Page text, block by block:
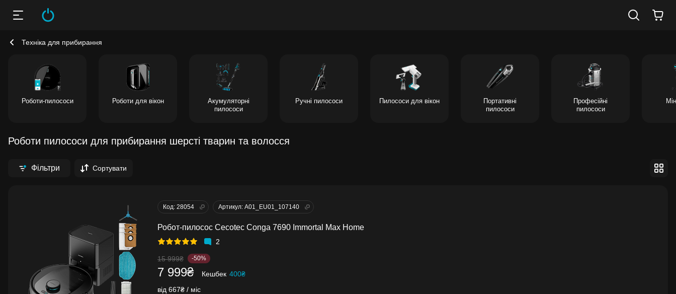
Техніка для прибирання
Роботи-пилососи Роботи для вікон
Акумуляторні
пилососи
Ручні пилососи Пилососи для вікон
Портативні
пилососи
Професійні
пилососи
Роботи пилососи для прибирання шерсті тварин та волосся
Фільтри Сортувати
Код: 28054 Артикул: A01_EU01_107140
Робот-пилосос Cecotec Conga 7690 Immortal Max Home
2
15 999₴ -50%
7 999₴ Кешбек 400₴
від 667₴ / міс